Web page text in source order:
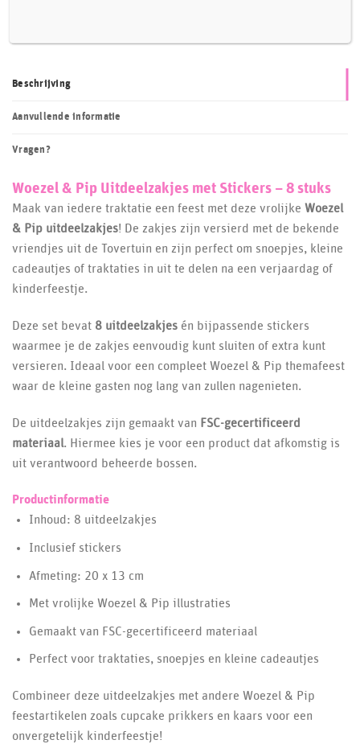
Beschrijving
Aanvullende informatie
Vragen?
Woezel & Pip Uitdeelzakjes met Stickers – 8 stuks
Maak van iedere traktatie een feest met deze vrolijke Woezel
& Pip uitdeelzakjes! De zakjes zijn versierd met de bekende
vriendjes uit de Tovertuin en zijn perfect om snoepjes, kleine
cadeautjes of traktaties in uit te delen na een verjaardag of
kinderfeestje.
Deze set bevat 8 uitdeelzakjes én bijpassende stickers
waarmee je de zakjes eenvoudig kunt sluiten of extra kunt
versieren. Ideaal voor een compleet Woezel & Pip themafeest
waar de kleine gasten nog lang van zullen nagenieten.
De uitdeelzakjes zijn gemaakt van FSC-gecertificeerd
materiaal. Hiermee kies je voor een product dat afkomstig is
uit verantwoord beheerde bossen.
Productinformatie
Inhoud: 8 uitdeelzakjes
Inclusief stickers
Afmeting: 20 x 13 cm
Met vrolijke Woezel & Pip illustraties
Gemaakt van FSC-gecertificeerd materiaal
Perfect voor traktaties, snoepjes en kleine cadeautjes
Combineer deze uitdeelzakjes met andere Woezel & Pip
feestartikelen zoals cupcake prikkers en kaars voor een
onvergetelijk kinderfeestje!